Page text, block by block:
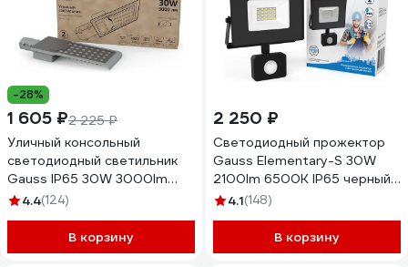
-28%
1 605 ₽2 225 ₽
Уличный консольный
светодиодный светильник
Gauss IP65 30W 3000lm
5000K КСС "Ш" 629534330
4.4(124)
В корзину
2 250 ₽
Светодиодный прожектор
Gauss Elementary-S 30W
2100lm 6500К IP65 черный
с датчиком движения
4.1(148)
В корзину